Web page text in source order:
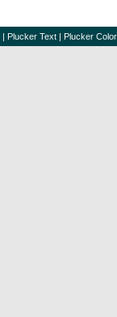
| Plucker Text | Plucker Color